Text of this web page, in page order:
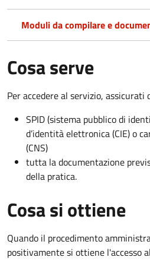
Moduli da compilare e
Cosa serve
Per accedere al servizio, assicurati
SPID (sistema pubblico di
d’identità elettronica (CIE) o
(CNS)
tutta la documentazione
della pratica.
Cosa si ottiene
Quando il procedimento
positivamente si ottiene l'accesso